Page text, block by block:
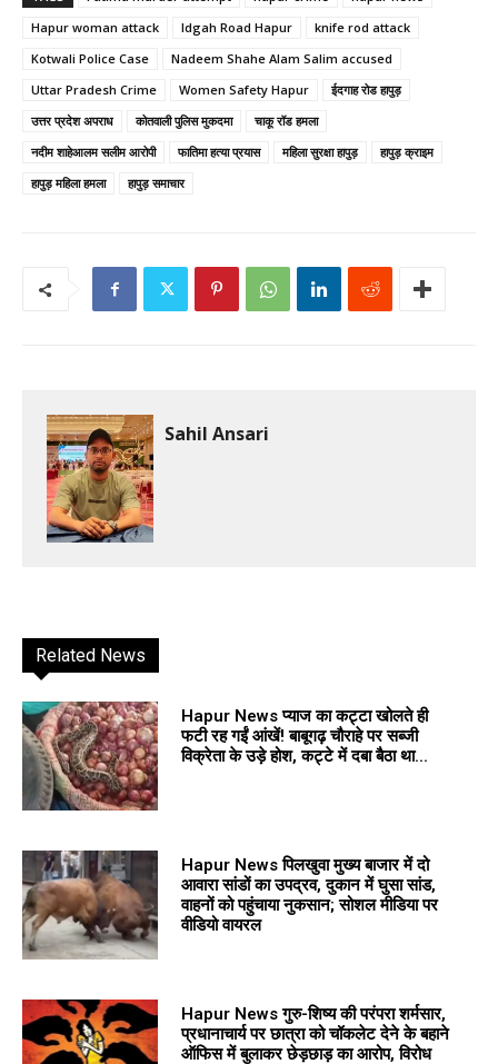
Hapur woman attack
Idgah Road Hapur
knife rod attack
Kotwali Police Case
Nadeem Shahe Alam Salim accused
Uttar Pradesh Crime
Women Safety Hapur
ईदगाह रोड हापुड़
उत्तर प्रदेश अपराध
कोतवाली पुलिस मुकदमा
चाकू रॉड हमला
नदीम शाहेआलम सलीम आरोपी
फातिमा हत्या प्रयास महिला सुरक्षा हापुड़
हापुड़ क्राइम
हापुड़ महिला हमला
हापुड़ समाचार
Sahil Ansari
Related News
Hapur News प्याज का कट्टा खोलते ही
फटी रह गईं आंखें! बाबूगढ़ चौराहे पर सब्जी
विक्रेता के उड़े होश, कट्टे में दबा बैठा था...
Hapur News पिलखुवा मुख्य बाजार में दो
आवारा सांडों का उपद्रव, दुकान में घुसा सांड,
वाहनों को पहुंचाया नुकसान; सोशल मीडिया पर
वीडियो वायरल
Hapur News गुरु-शिष्य की परंपरा शर्मसार,
प्रधानाचार्य पर छात्रा को चॉकलेट देने के बहाने
ऑफिस में बुलाकर छेड़छाड़ का आरोप, विरोध